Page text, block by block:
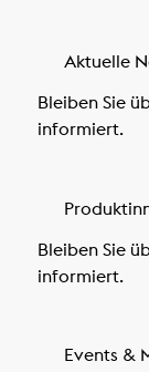
Aktuelle
Bleiben Sie
informiert.
Bleiben Sie
informiert.
Events &